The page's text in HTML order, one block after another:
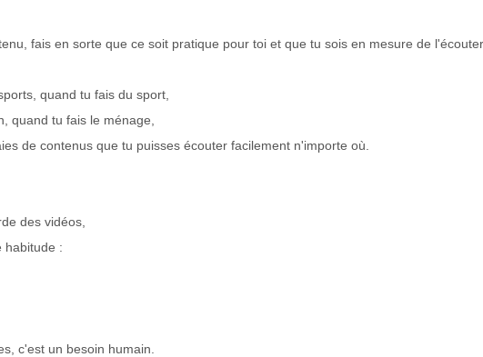
fais en sorte que ce soit pratique pour toi et que tu sois en mesure de l'écouter
quand tu fais du sport,
quand tu fais le ménage,
de contenus que tu puisses écouter facilement n'importe où.
des vidéos,
habitude :
c'est un besoin humain.